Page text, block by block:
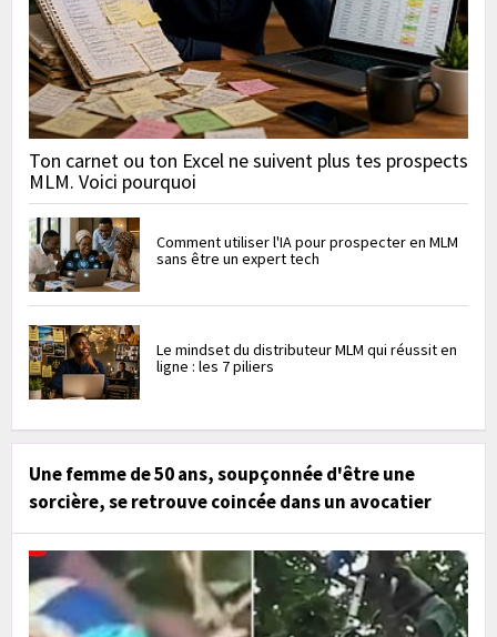
Ton carnet ou ton Excel ne suivent plus tes prospects
MLM. Voici pourquoi
Comment utiliser l'IA pour prospecter en MLM
sans être un expert tech
Le mindset du distributeur MLM qui réussit en
ligne : les 7 piliers
Une femme de 50 ans, soupçonnée d'être une
sorcière, se retrouve coincée dans un avocatier